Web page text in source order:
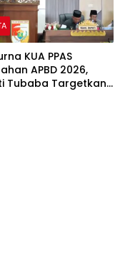
KUA PPAS
APBD 2026,
Tubaba Targetkan